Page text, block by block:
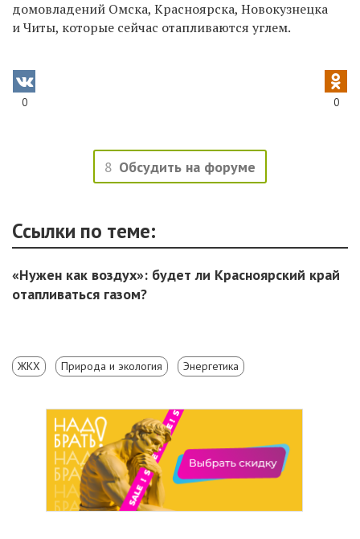
домовладений Омска, Красноярска, Новокузнецка
и Читы, которые сейчас отапливаются углем.
0 0
8 Обсудить на форуме
Ссылки по теме:
«Нужен как воздух»: будет ли Красноярский край
отапливаться газом?
ЖКХ Природа и экология Энергетика